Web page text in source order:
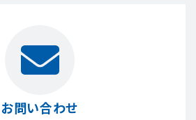
お問い合わせ